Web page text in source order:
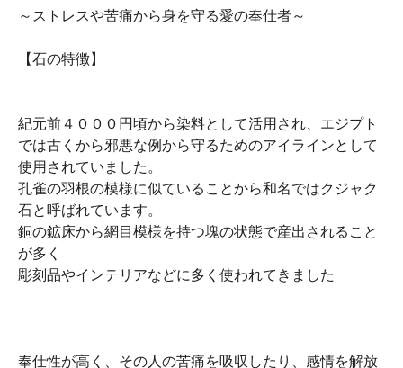
～ストレスや苦痛から身を守る愛の奉仕者～
【石の特徴】
紀元前４０００円頃から染料として活用され、エジプト
では古くから邪悪な例から守るためのアイラインとして
使用されていました。
孔雀の羽根の模様に似ていることから和名ではクジャク
石と呼ばれています。
銅の鉱床から網目模様を持つ塊の状態で産出されること
が多く
彫刻品やインテリアなどに多く使われてきました
奉仕性が高く、その人の苦痛を吸収したり、感情を解放